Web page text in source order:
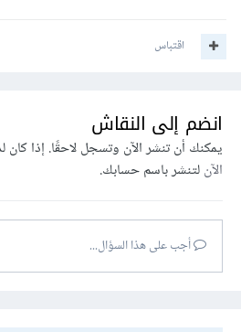
اقتباس
انضم إلى النقاش
يمكنك أن تنشر الآن وتسجل لاحقًا. إذا
الآنلتنشر باسم حسابك.
أجب على هذا السؤال...